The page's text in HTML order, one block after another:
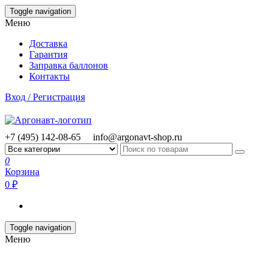
Skip
to
content
Toggle navigation
Меню
Доставка
Гарантия
Заправка баллонов
Контакты
Вход / Регистрация
+7 (495) 142-08-65 info@argonavt-shop.ru
0
Корзина
0 ₽
Toggle navigation
Меню